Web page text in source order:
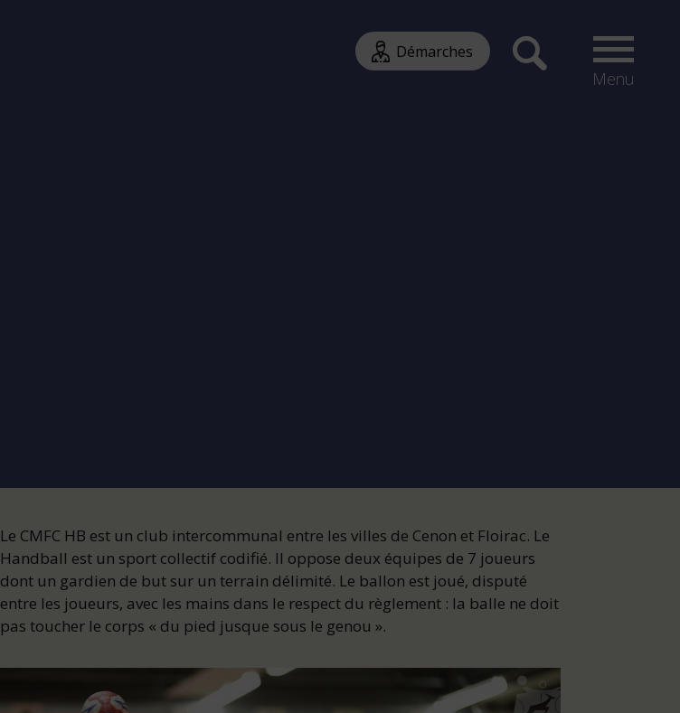
Démarches
Menu
Le CMFC HB est un club intercommunal entre les villes de Cenon et Floirac. Le
Handball est un sport collectif codifié. Il oppose deux équipes de 7 joueurs
dont un gardien de but sur un terrain délimité. Le ballon est joué, disputé
entre les joueurs, avec les mains dans le respect du règlement : la balle ne doit
pas toucher le corps « du pied jusque sous le genou ».